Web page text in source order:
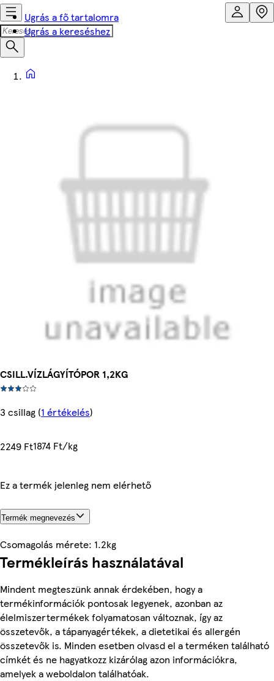
Ugrás a fő tartalomra
Ugrás a kereséshez
CSILL.VÍZLÁGYÍTÓPOR 1,2KG
3 csillag (1 értékelés)
2249 Ft1874 Ft/kg
Ez a termék jelenleg nem elérhető
Termék megnevezés
Csomagolás mérete: 1.2kg
Termékleírás használatával
Mindent megteszünk annak érdekében, hogy a
termékinformációk pontosak legyenek, azonban az
élelmiszertermékek folyamatosan változnak, így az
összetevők, a tápanyagértékek, a dietetikai és allergén
összetevők is. Minden esetben olvasd el a terméken található
címkét és ne hagyatkozz kizárólag azon információkra,
amelyek a weboldalon találhatóak.